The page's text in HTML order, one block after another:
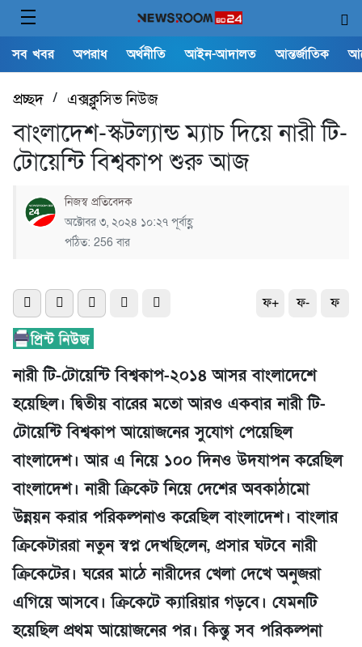
সব খবর অপরাধ অর্থনীতি আইন-আদালত আন্তর্জাতিক
প্রচ্ছদ/ এক্সক্লুসিভ নিউজ
বাংলাদেশ-স্কটল্যান্ড ম্যাচ দিয়ে নারী টি-
টোয়েন্টি বিশ্বকাপ শুরু আজ
নিজস্ব প্রতিবেদক
অক্টোবর ৩, ২০২৪ ১০:২৭ পূর্বাহ্ণ
পঠিত: 256 বার
ফ+ ফ- ফ
নারী টি-টোয়েন্টি বিশ্বকাপ-২০১৪ আসর বাংলাদেশে
হয়েছিল। দ্বিতীয় বারের মতো আরও একবার নারী টি-
টোয়েন্টি বিশ্বকাপ আয়োজনের সুযোগ পেয়েছিল
বাংলাদেশ। আর এ নিয়ে ১০০ দিনও উদযাপন করেছিল
বাংলাদেশ। নারী ক্রিকেট নিয়ে দেশের অবকাঠামো
উন্নয়ন করার পরিকল্পনাও করেছিল বাংলাদেশ। বাংলার
ক্রিকেটাররা নতুন স্বপ্ন দেখছিলেন, প্রসার ঘটবে নারী
ক্রিকেটের। ঘরের মাঠে নারীদের খেলা দেখে অনুজরা
এগিয়ে আসবে। ক্রিকেটে ক্যারিয়ার গড়বে। যেমনটি
হয়েছিল প্রথম আয়োজনের পর। কিন্তু সব পরিকল্পনা